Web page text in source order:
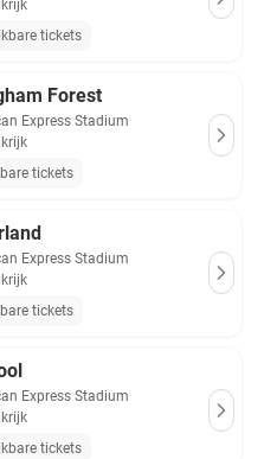
tickets
Forest
Express Stadium
tickets
Express Stadium
tickets
Express Stadium
tickets